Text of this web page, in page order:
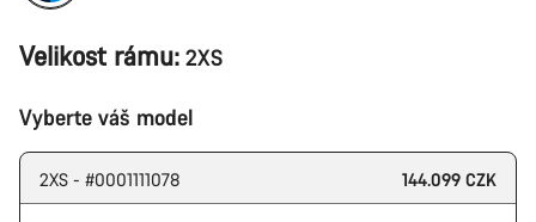
Velikost rámu: 2XS
Vyberte váš model
2XS - #0001111078 144.099 CZK